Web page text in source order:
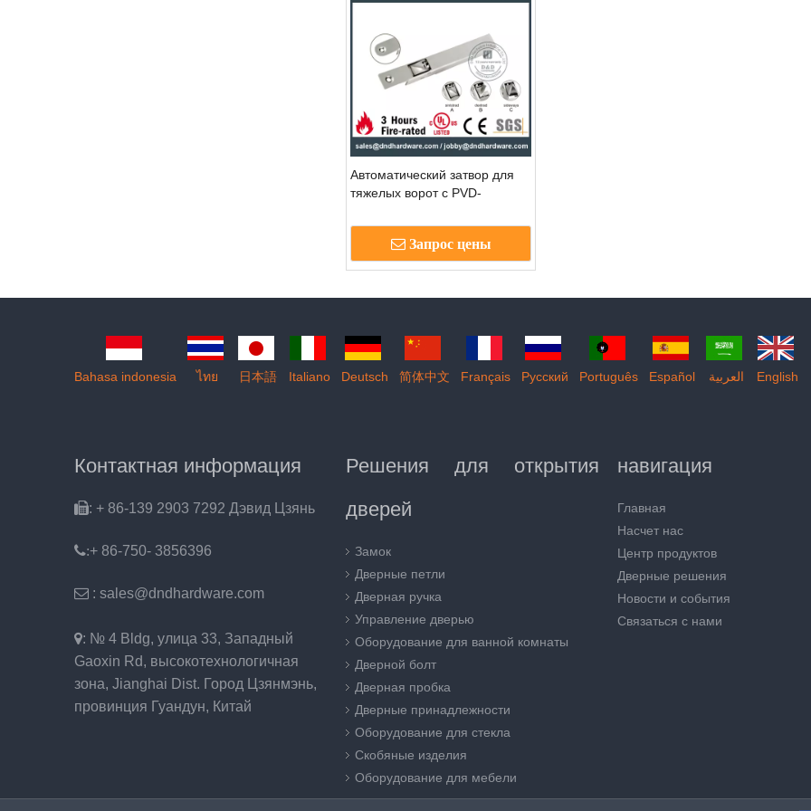
Автоматический затвор для
тяжелых ворот с PVD-
Запрос цены
Bahasa indonesia ไทย 日本語 Italiano Deutsch 简体中文 Français Pусский Português Español العربية English
Контактная информация
: + 86-139 2903 7292 Дэвид Цзянь
:+ 86-750- 3856396
 : sales@dndhardware.com
: № 4 Bldg, улица 33, Западный
Gaoxin Rd, высокотехнологичная
зона, Jianghai Dist. Город Цзянмэнь,
провинция Гуандун, Китай
Решения для открытия
дверей
Замок
Дверные петли
Дверная ручка
Управление дверью
Оборудование для ванной комнаты
Дверной болт
Дверная пробка
Дверные принадлежности
Оборудование для стекла
Скобяные изделия
Оборудование для мебели
навигация
Главная
Насчет нас
Центр продуктов
Дверные решения
Новости и события
Связаться с нами